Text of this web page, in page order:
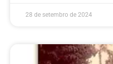
28 de setembro de 2024